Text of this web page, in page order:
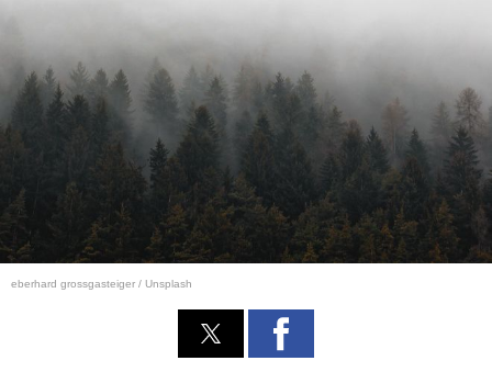
eberhard grossgasteiger / Unsplash